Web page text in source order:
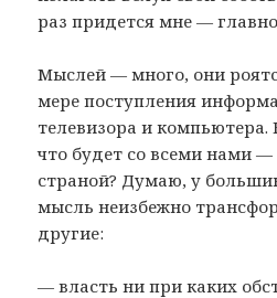
раз придется мне —
Мыслей — много, они
мере поступления
телевизора и
что будет со всеми нами
страной? Думаю, у
мысль неизбежно
другие:
— власть ни при каких